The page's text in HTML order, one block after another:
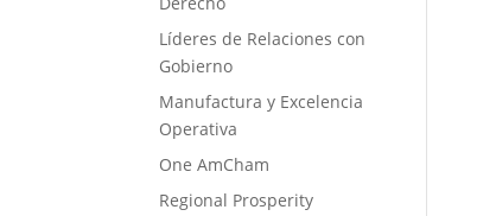
Líderes de Relaciones con
Gobierno
Manufactura y Excelencia
Operativa
One AmCham
Regional Prosperity